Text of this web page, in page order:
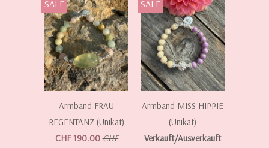
SALE
Armband FRAU
REGENTANZ (Unikat)
CHF 190.00 CHF
SALE
Armband MISS HIPPIE
(Unikat)
Verkauft/Ausverkauft